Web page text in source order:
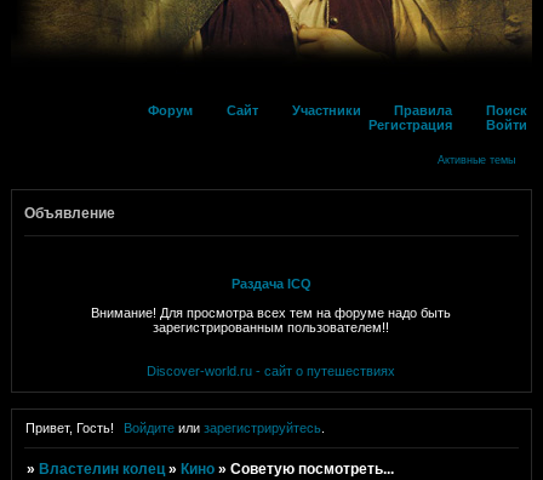
Форум Сайт Участники Правила
Поиск
Регистрация
Войти
Активные темы
Объявление
Раздача ICQ
Внимание! Для просмотра всех тем на форуме надо быть
зарегистрированным пользователем!!
Discover-world.ru - сайт о путешествиях
Привет, Гость! Войдите илизарегистрируйтесь
» Властелин колец » Кино »Советую посмотреть...